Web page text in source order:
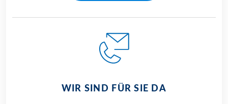
WIR SIND FÜR SIE DA